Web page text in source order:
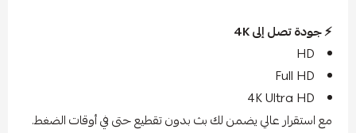
⚡ جودة تصل إلى 4K
HD
Full HD
4K Ultra HD
مع استقرار عالي يضمن لك بث بدون تقطيع حتى في أوقات الضغط.